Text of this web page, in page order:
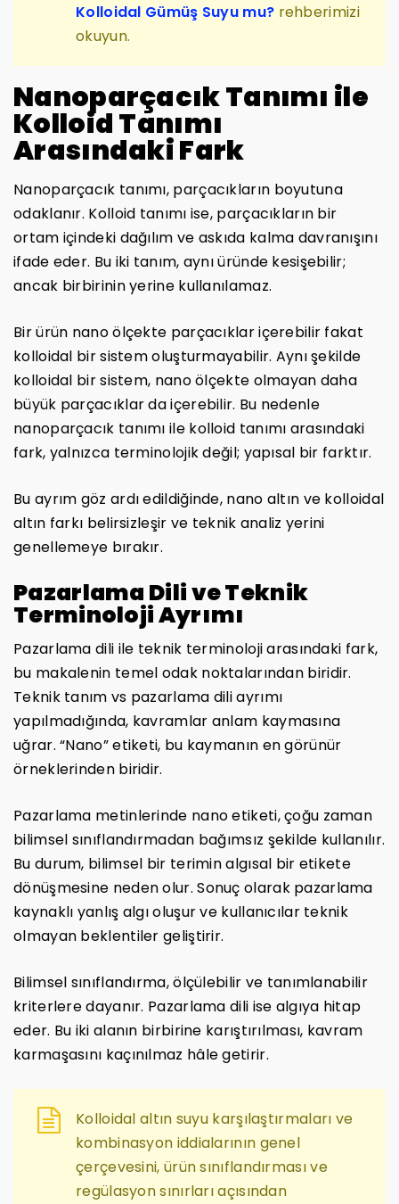
Kolloidal Gümüş Suyu mu? rehberimizi
okuyun.
Nanoparçacık Tanımı ile
Kolloid Tanımı
Arasındaki Fark
Nanoparçacık tanımı, parçacıkların boyutuna
odaklanır. Kolloid tanımı ise, parçacıkların bir
ortam içindeki dağılım ve askıda kalma davranışını
ifade eder. Bu iki tanım, aynı üründe kesişebilir;
ancak birbirinin yerine kullanılamaz.
Bir ürün nano ölçekte parçacıklar içerebilir fakat
kolloidal bir sistem oluşturmayabilir. Aynı şekilde
kolloidal bir sistem, nano ölçekte olmayan daha
büyük parçacıklar da içerebilir. Bu nedenle
nanoparçacık tanımı ile kolloid tanımı arasındaki
fark, yalnızca terminolojik değil; yapısal bir farktır.
Bu ayrım göz ardı edildiğinde, nano altın ve kolloidal
altın farkı belirsizleşir ve teknik analiz yerini
genellemeye bırakır.
Pazarlama Dili ve Teknik
Terminoloji Ayrımı
Pazarlama dili ile teknik terminoloji arasındaki fark,
bu makalenin temel odak noktalarından biridir.
Teknik tanım vs pazarlama dili ayrımı
yapılmadığında, kavramlar anlam kaymasına
uğrar. “Nano” etiketi, bu kaymanın en görünür
örneklerinden biridir.
Pazarlama metinlerinde nano etiketi, çoğu zaman
bilimsel sınıflandırmadan bağımsız şekilde kullanılır.
Bu durum, bilimsel bir terimin algısal bir etikete
dönüşmesine neden olur. Sonuç olarak pazarlama
kaynaklı yanlış algı oluşur ve kullanıcılar teknik
olmayan beklentiler geliştirir.
Bilimsel sınıflandırma, ölçülebilir ve tanımlanabilir
kriterlere dayanır. Pazarlama dili ise algıya hitap
eder. Bu iki alanın birbirine karıştırılması, kavram
karmaşasını kaçınılmaz hâle getirir.
Kolloidal altın suyu karşılaştırmaları ve
kombinasyon iddialarının genel
çerçevesini, ürün sınıflandırması ve
regülasyon sınırları açısından